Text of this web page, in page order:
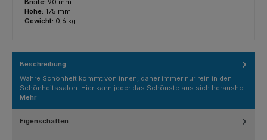
Breite: 90 mm
Höhe: 175 mm
Gewicht: 0,6 kg
Beschreibung
Wahre Schönheit kommt von innen, daher immer nur rein in den
Schönheitssalon. Hier kann jeder das Schönste aus sich herausho…
Mehr
Eigenschaften